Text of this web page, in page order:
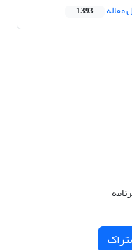
مقاله 1,393